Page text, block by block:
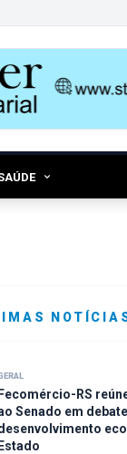
Fecomércio-RS
Senado em
Estado